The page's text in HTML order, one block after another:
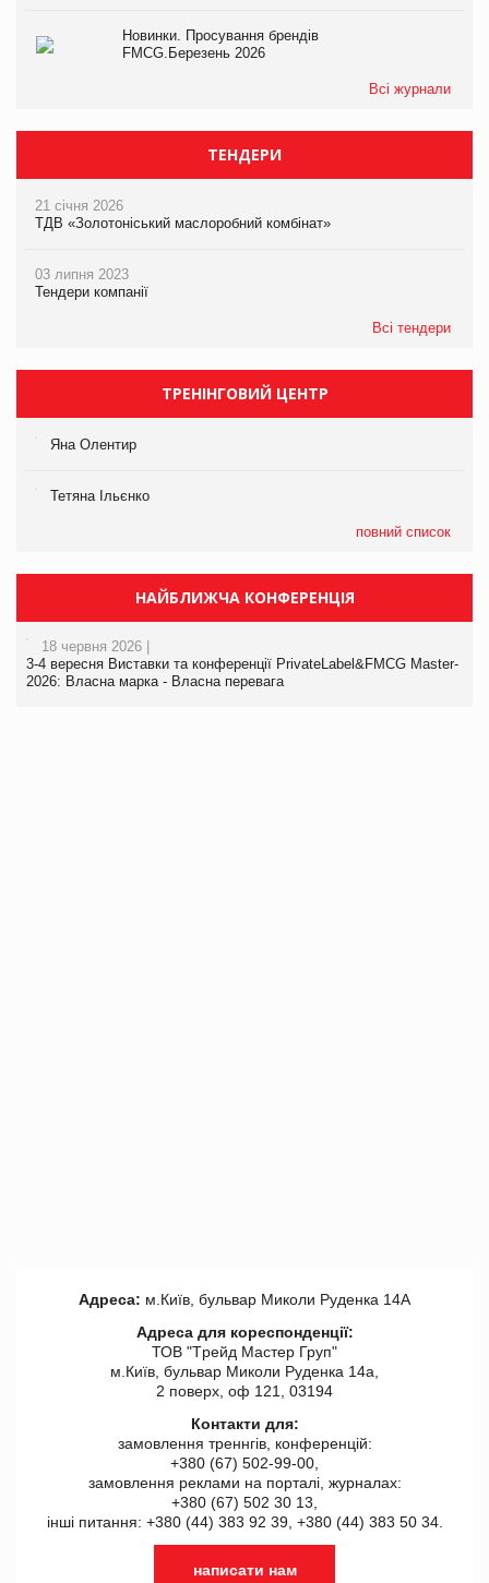
Новинки. Просування брендів
FMCG.Березень 2026
Всі журнали
ТЕНДЕРИ
21 січня 2026
ТДВ «Золотоніський маслоробний комбінат»
03 липня 2023
Тендери компанії
Всі тендери
ТРЕНІНГОВИЙ ЦЕНТР
Яна Олентир
Тетяна Ільєнко
повний список
НАЙБЛИЖЧА КОНФЕРЕНЦІЯ
18 червня 2026 |
3-4 вересня Виставки та конференції PrivateLabel&FMCG Master-
2026: Власна марка - Власна перевага
Адреса: м.Київ, бульвар Миколи Руденка 14А
Адреса для кореспонденції:
ТОВ "Tрейд Мастер Груп"
м.Київ, бульвар Миколи Руденка 14а,
2 поверх, оф 121, 03194
Контакти для:
замовлення треннгів, конференцій:
+380 (67) 502-99-00,
замовлення реклами на порталі, журналах:
+380 (67) 502 30 13,
інші питання: +380 (44) 383 92 39, +380 (44) 383 50 34.
написати нам